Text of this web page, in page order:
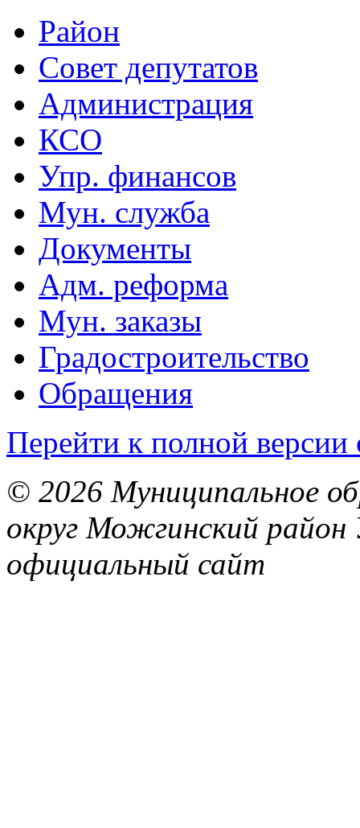
Район
Совет депутатов
Администрация
КСО
Упр. финансов
Мун. служба
Документы
Адм. реформа
Мун. заказы
Градостроительство
Обращения
Перейти к полной версии
© 2026 Муниципальное
округ Можгинский район
официальный сайт